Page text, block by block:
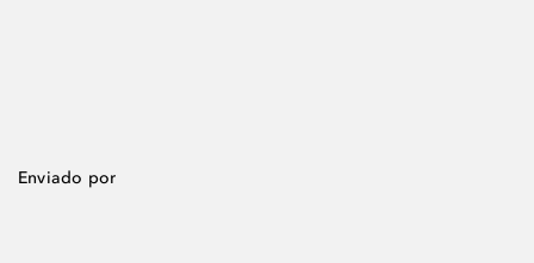
Enviado por